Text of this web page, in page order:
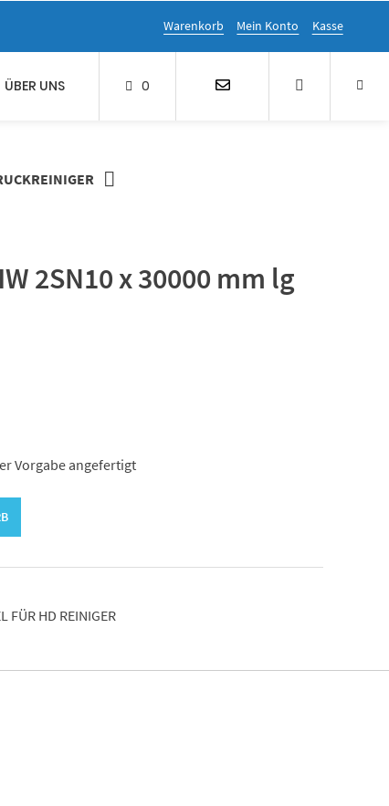
Warenkorb Mein Konto Kasse
ÜBER UNS 0
2SN10 x 30000 mm lg
Vorgabe angefertigt
FÜR HD REINIGER